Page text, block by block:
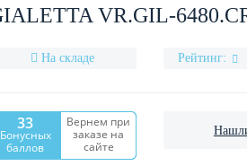
VR.GIL-
На складе Рейтинг:
33
Бонусных
баллов
Вернем при
заказе на
сайте